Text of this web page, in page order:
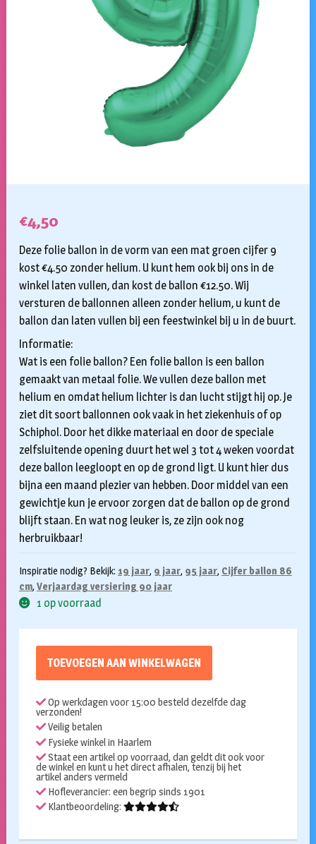
€4,50
Deze folie ballon in de vorm van een mat groen cijfer 9
kost €4.50 zonder helium. U kunt hem ook bij ons in de
winkel laten vullen, dan kost de ballon €12.50. Wij
versturen de ballonnen alleen zonder helium, u kunt de
ballon dan laten vullen bij een feestwinkel bij u in de buurt.
Informatie:
Wat is een folie ballon? Een folie ballon is een ballon
gemaakt van metaal folie. We vullen deze ballon met
helium en omdat helium lichter is dan lucht stijgt hij op. Je
ziet dit soort ballonnen ook vaak in het ziekenhuis of op
Schiphol. Door het dikke materiaal en door de speciale
zelfsluitende opening duurt het wel 3 tot 4 weken voordat
deze ballon leegloopt en op de grond ligt. U kunt hier dus
bijna een maand plezier van hebben. Door middel van een
gewichtje kun je ervoor zorgen dat de ballon op de grond
blijft staan. En wat nog leuker is, ze zijn ook nog
herbruikbaar!
Inspiratie nodig? Bekijk: 19 jaar, 9 jaar, 95 jaar, Cijfer ballon 86
cm, Verjaardag versiering 90 jaar
1 op voorraad
TOEVOEGEN AAN WINKELWAGEN
Op werkdagen voor 15:00 besteld dezelfde dag
verzonden!
Veilig betalen
Fysieke winkel in Haarlem
Staat een artikel op voorraad, dan geldt dit ook voor
de winkel en kunt u het direct afhalen, tenzij bij het
artikel anders vermeld
Hofleverancier: een begrip sinds 1901
Klantbeoordeling: